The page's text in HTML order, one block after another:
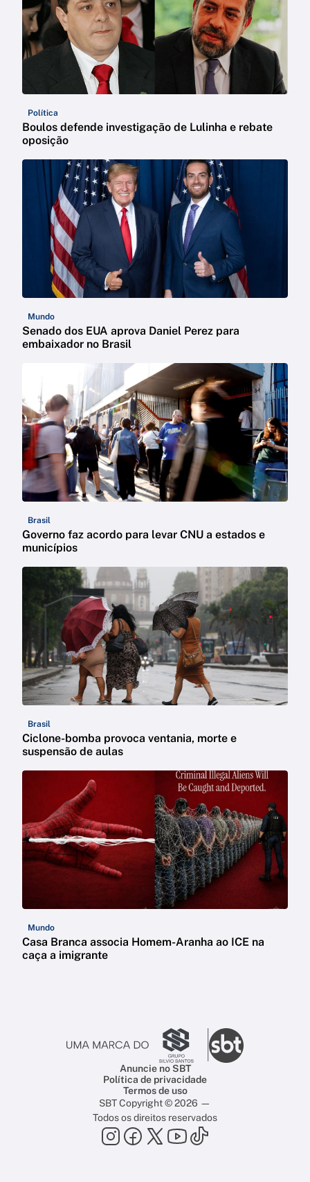
Política
Boulos defende investigação de Lulinha e rebate
oposição
Mundo
Senado dos EUA aprova Daniel Perez para
embaixador no Brasil
Brasil
Governo faz acordo para levar CNU a estados e
municípios
Brasil
Ciclone-bomba provoca ventania, morte e
suspensão de aulas
Mundo
Casa Branca associa Homem-Aranha ao ICE na
caça a imigrante
Anuncie no SBT
Política de privacidade
Termos de uso
SBT Copyright © 2026 —
Todos os direitos reservados